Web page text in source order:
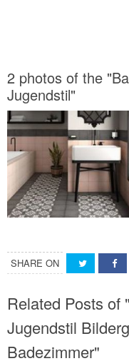
2 photos of the
Jugendstil"
SHARE ON
Related Posts of
Jugendstil
Badezimmer"